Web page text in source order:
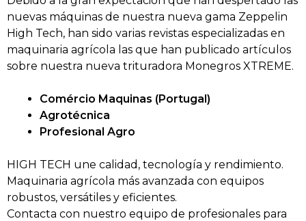
nuevas máquinas de nuestra nueva gama Zeppelin
High Tech, han sido varias revistas especializadas en
maquinaria agrícola las que han publicado artículos
sobre nuestra nueva trituradora Monegros XTREME.
Comércio Maquinas (Portugal)
Agrotécnica
Profesional Agro
HIGH TECH une calidad, tecnología y rendimiento.
Maquinaria agrícola más avanzada con equipos
robustos, versátiles y eficientes.
Contacta con nuestro equipo de profesionales para